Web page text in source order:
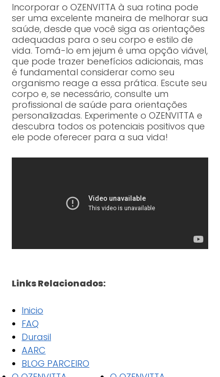
Incorporar o OZENVITTA à sua rotina pode
ser uma excelente maneira de melhorar sua
saúde, desde que você siga as orientações
adequadas para o seu corpo e estilo de
vida. Tomá-lo em jejum é uma opção viável,
que pode trazer benefícios adicionais, mas
é fundamental considerar como seu
organismo reage a essa prática. Escute seu
corpo e, se necessário, consulte um
profissional de saúde para orientações
personalizadas. Experimente o OZENVITTA e
descubra todos os potenciais positivos que
ele pode oferecer para a sua vida!
Links Relacionados:
Inicio
FAQ
Durasil
AARC
BLOG PARCEIRO